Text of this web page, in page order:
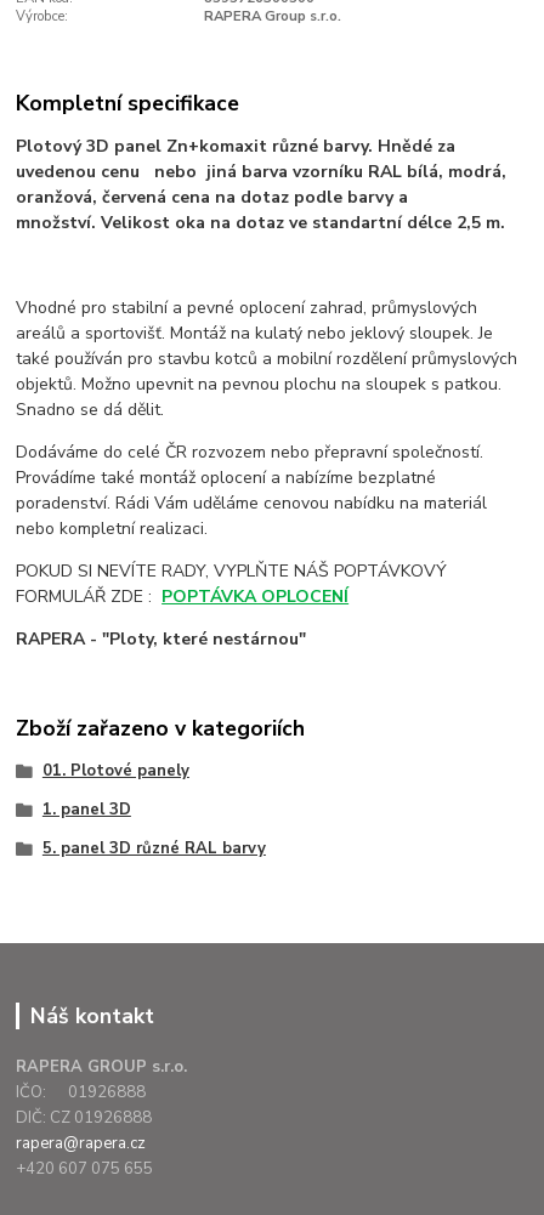
Výrobce:
RAPERA Group s.r.o.
Kompletní specifikace
Plotový 3D panel Zn+komaxit různé barvy. Hnědé za
uvedenou cenu nebo jiná barva vzorníku RAL bílá, modrá,
oranžová, červená cena na dotaz podle barvy a
množství. Velikost oka na dotaz ve standartní délce 2,5 m.
Vhodné pro stabilní a pevné oplocení zahrad, průmyslových
areálů a sportovišť. Montáž na kulatý nebo jeklový sloupek. Je
také používán pro stavbu kotců a mobilní rozdělení průmyslových
objektů. Možno upevnit na pevnou plochu na sloupek s patkou.
Snadno se dá dělit.
Dodáváme do celé ČR rozvozem nebo přepravní společností.
Provádíme také montáž oplocení a nabízíme bezplatné
poradenství. Rádi Vám uděláme cenovou nabídku na materiál
nebo kompletní realizaci.
POKUD SI NEVÍTE RADY, VYPLŇTE NÁŠ POPTÁVKOVÝ
FORMULÁŘ ZDE : POPTÁVKA OPLOCENÍ
RAPERA - "Ploty, které nestárnou"
Zboží zařazeno v kategoriích
01. Plotové panely
1. panel 3D
5. panel 3D různé RAL barvy
Náš kontakt
RAPERA GROUP s.r.o.
IČO: 01926888
DIČ: CZ 01926888
rapera@rapera.cz
+420 607 075 655